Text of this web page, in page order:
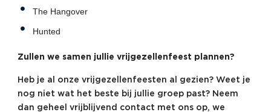
The Hangover
Hunted
Zullen we samen jullie vrijgezellenfeest plannen?
Heb je al onze vrijgezellenfeesten al gezien? Weet je
nog niet wat het beste bij jullie groep past? Neem
dan geheel vrijblijvend contact met ons op, we